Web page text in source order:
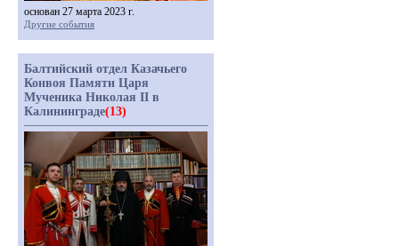
основан 27 марта 2023 г.
Другие события
Балтийский отдел Казачьего
Конвоя Памяти Царя
Мученика Николая II в
Калининграде(13)